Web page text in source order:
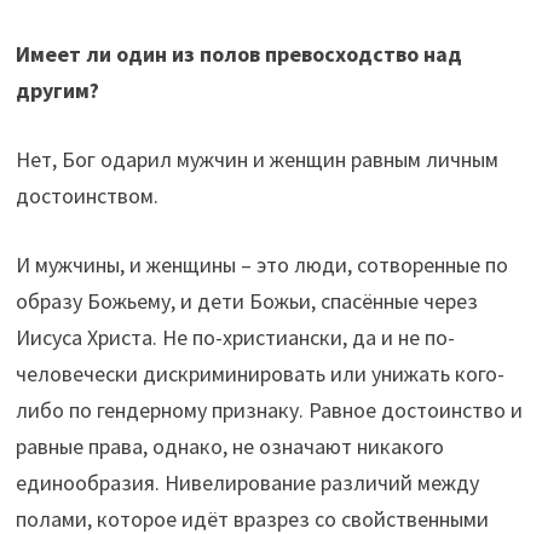
Имеет ли один из полов превосходство над
другим?
Нет, Бог одарил мужчин и женщин равным личным
достоинством.
И мужчины, и женщины – это люди, сотворенные по
образу Божьему, и дети Божьи, спасённые через
Иисуса Христа. Не по-христиански, да и не по-
человечески дискриминировать или унижать кого-
либо по гендерному признаку. Равное достоинство и
равные права, однако, не означают никакого
единообразия. Нивелирование различий между
полами, которое идёт вразрез со свойственными